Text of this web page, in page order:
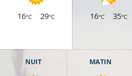
16°C 29°C 16°C 35°C
NUIT MATIN